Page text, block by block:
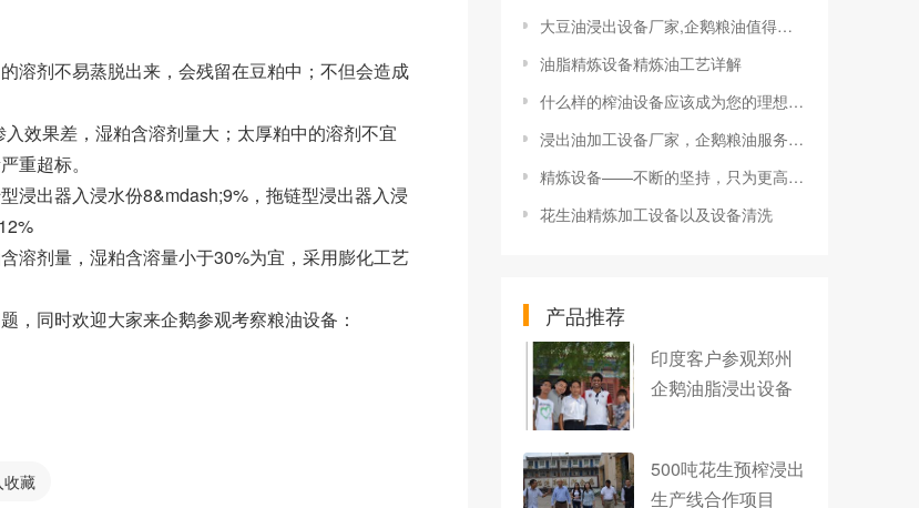
溶剂不易蒸脱出来，会残留在豆粕中；不但会造成
效果差，湿粕含溶剂量大；太厚粕中的溶剂不宜
重超标。
浸出器入浸水份8&mdash;9%，拖链型浸出器入浸
溶剂量，湿粕含溶量小于30%为宜，采用膨化工艺
，同时欢迎大家来企鹅参观考察粮油设备：
收藏
大豆油浸出设备厂家,企鹅粮油值得信赖
油脂精炼设备精炼油工艺详解
什么样的榨油设备应该成为您的理想选择？
浸出油加工设备厂家，企鹅粮油服务周到
精炼设备——不断的坚持，只为更高的质量
花生油精炼加工设备以及设备清洗
产品推荐
印度客户参观郑州
企鹅油脂浸出设备
500吨花生预榨浸出
生产线合作项目